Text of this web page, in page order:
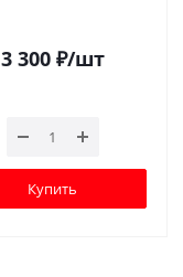
3 300₽/шт
Купить